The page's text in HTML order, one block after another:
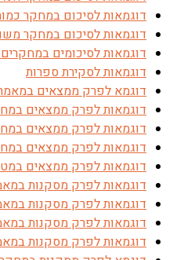
דוגמאות לסיכום במחקר
דוגמאות לסיכום במחקר
דוגמאות לסיכומים במחקרים
דוגמאות לסקירת ספרות
דוגמא לפרק ממצאים
דוגמאות לפרק ממצאים
דוגמאות לפרק ממצאים
דוגמאות לפרק ממצאים
דוגמאות לפרק ממצאים
דוגמאות לפרק מסקנות
דוגמאות לפרק מסקנות
דוגמאות לפרק מסקנות
דוגמאות לפרק מסקנות